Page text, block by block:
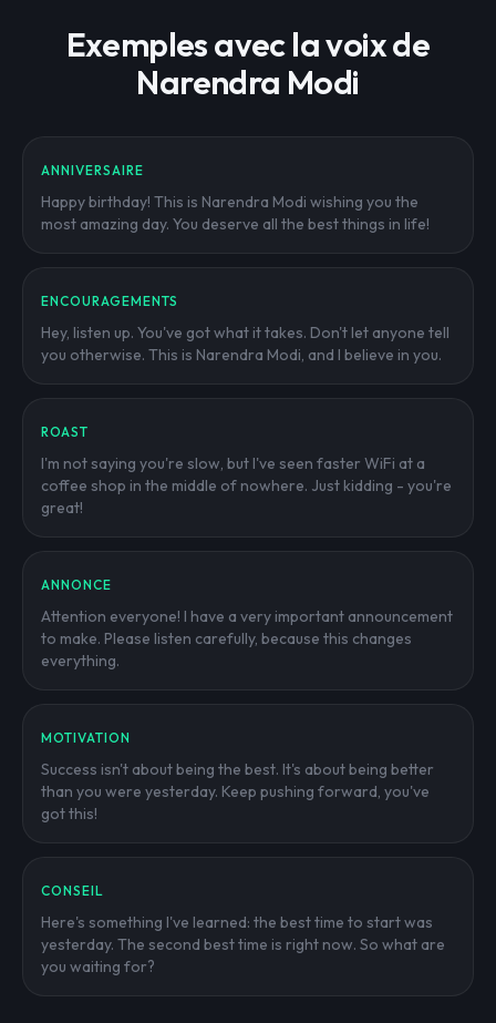
Exemples avec la voix de
Narendra Modi
ANNIVERSAIRE
Happy birthday! This is Narendra Modi wishing you the
most amazing day. You deserve all the best things in life!
ENCOURAGEMENTS
Hey, listen up. You've got what it takes. Don't let anyone tell
you otherwise. This is Narendra Modi, and I believe in you.
ROAST
I'm not saying you're slow, but I've seen faster WiFi at a
coffee shop in the middle of nowhere. Just kidding - you're
great!
ANNONCE
Attention everyone! I have a very important announcement
to make. Please listen carefully, because this changes
everything.
MOTIVATION
Success isn't about being the best. It's about being better
than you were yesterday. Keep pushing forward, you've
got this!
CONSEIL
Here's something I've learned: the best time to start was
yesterday. The second best time is right now. So what are
you waiting for?